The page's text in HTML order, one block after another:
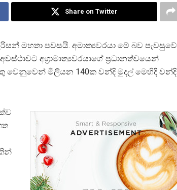
Share on Twitter
මහතා පවසයි. අමාත්‍යවරයා මේ බව පැවසුවේ
අග‍්‍රාමාත්‍යවරයාගේ ප‍්‍රධානත්වයෙන්
වෙනුවෙන් මිලියන 140ක වන්දි මුදල් මෙහිදී වන්දි